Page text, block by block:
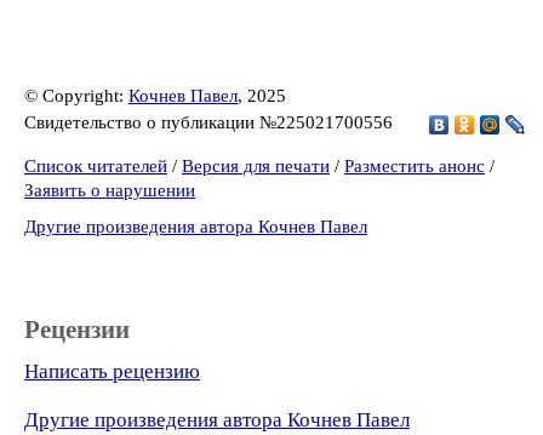
© Copyright: Кочнев Павел, 2025
Свидетельство о публикации №225021700556
Список читателей / Версия для печати / Разместить анонс /
Заявить о нарушении
Другие произведения автора Кочнев Павел
Рецензии
Написать рецензию
Другие произведения автора Кочнев Павел